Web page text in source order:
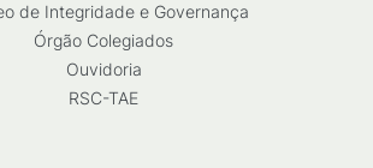
de Integridade e Governança
Órgão Colegiados
Ouvidoria
RSC-TAE